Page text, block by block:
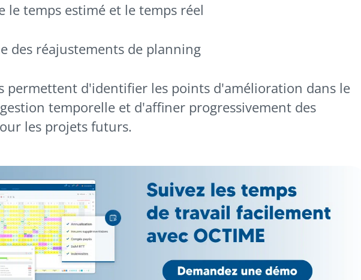
le temps estimé et le temps réel
des réajustements de planning
permettent d'identifier les points d'amélioration dans le
temporelle et d'affiner progressivement des
les projets futurs.